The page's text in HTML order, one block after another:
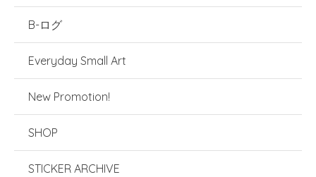
B-ログ
Everyday Small Art
New Promotion!
SHOP
STICKER ARCHIVE